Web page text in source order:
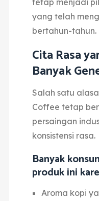
tetap menjadi
yang telah
bertahun-tahun.
Cita Rasa
Banyak
Salah satu
Coffee tetap
persaingan
konsistensi rasa.
Banyak
produk ini
Aroma kopi